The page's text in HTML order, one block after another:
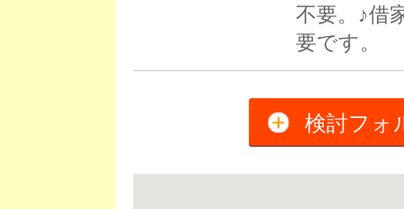
不要。♪借
要です。
検討フォ